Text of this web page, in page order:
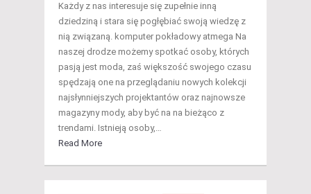
Każdy z nas interesuje się zupełnie inną
dziedziną i stara się pogłębiać swoją wiedzę z
nią związaną. komputer pokładowy atmega Na
naszej drodze możemy spotkać osoby, których
pasją jest moda, zaś większość swojego czasu
spędzają one na przeglądaniu nowych kolekcji
najsłynniejszych projektantów oraz najnowsze
magazyny mody, aby być na na bieżąco z
trendami. Istnieją osoby,…
Read More